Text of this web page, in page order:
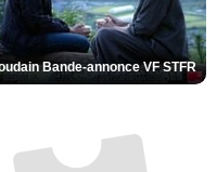
Bande-annonce VF STFR